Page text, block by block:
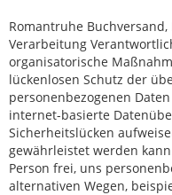
Romantruhe
Verarbeitung
organisatorische
lückenlosen Schutz der
personenbezogenen
internet-basierte
Sicherheitslücken
gewährleistet werden
Person frei, uns
alternativen Wegen,